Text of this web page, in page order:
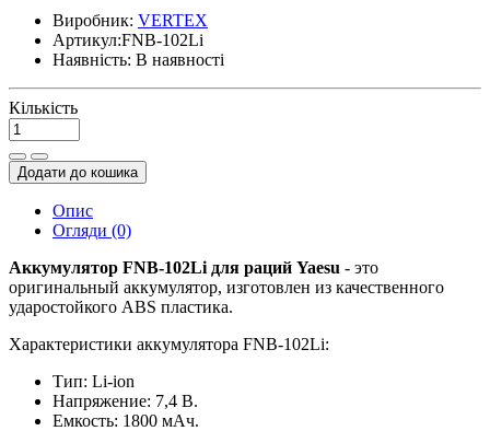
Виробник: VERTEX
Артикул:FNB-102Li
Наявність: В наявності
Кількість
Додати до кошика
Опис
Огляди (0)
Аккумулятор FNB-102Li для раций Yaesu - это
оригинальный аккумулятор, изготовлен из качественного
ударостойкого ABS пластика.
Характеристики аккумулятора FNB-102Li:
Тип: Li-ion
Напряжение: 7,4 В.
Емкость: 1800 мАч.